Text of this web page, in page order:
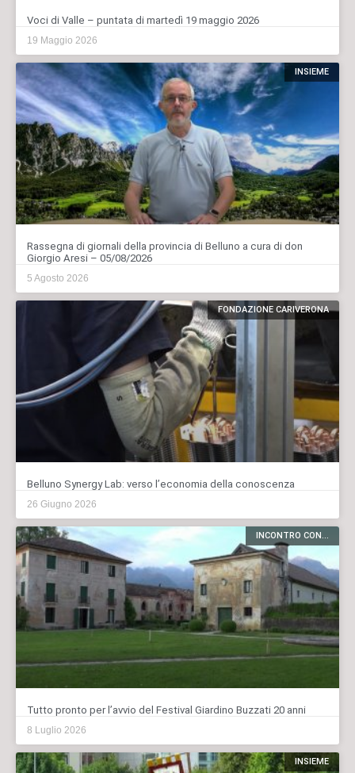
Voci di Valle – puntata di martedì 19 maggio 2026
19 Maggio 2026
INSIEME
Rassegna di giornali della provincia di Belluno a cura di don
Giorgio Aresi – 05/08/2026
5 Agosto 2026
FONDAZIONE CARIVERONA
Belluno Synergy Lab: verso l’economia della conoscenza
26 Giugno 2026
INCONTRO CON...
Tutto pronto per l’avvio del Festival Giardino Buzzati 20 anni
8 Luglio 2026
INSIEME